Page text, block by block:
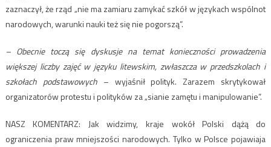
zaznaczył, że rząd „nie ma zamiaru zamykać szkół w językach wspólnot
narodowych, warunki nauki też się nie pogorszą”.
– Obecnie toczą się dyskusje na temat konieczności prowadzenia
większej liczby zajęć w języku litewskim, zwłaszcza w przedszkolach i
szkołach podstawowych – wyjaśnił polityk. Zarazem skrytykował
organizatorów protestu i polityków za „sianie zamętu i manipulowanie”.
NASZ KOMENTARZ: Jak widzimy, kraje wokół Polski dążą do
ograniczenia praw mniejszości narodowych. Tylko w Polsce pojawiaja